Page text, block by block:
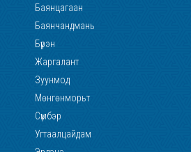
Баянцагаан
Баянчандмань
Бүрэн
Жаргалант
Зуунмод
Мөнгөнморьт
Сүмбэр
Угтаалцайдам